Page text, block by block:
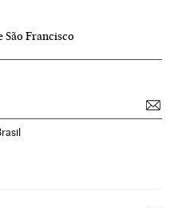
São Francisco